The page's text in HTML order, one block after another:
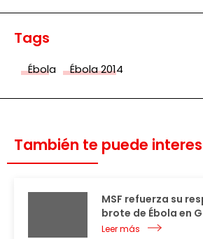
Tags
Ébola Ébola 2014
También te puede
MSF refuerza su
brote de Ébola en
Leer más